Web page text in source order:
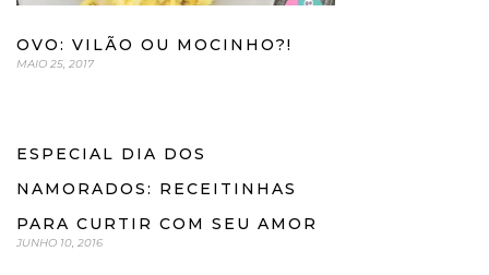
OVO: VILÃO OU MOCINHO?!
MAIO 25, 2017
ESPECIAL DIA DOS
NAMORADOS: RECEITINHAS
PARA CURTIR COM SEU AMOR
JUNHO 10, 2016